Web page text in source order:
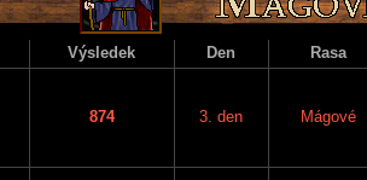
Výsledek Den Rasa
874 3. den Mágové